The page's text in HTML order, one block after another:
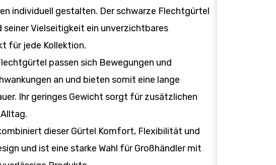
individuell gestalten. Der schwarze Flechtgürtel
seiner Vielseitigkeit ein unverzichtbares
für jede Kollektion.
passen sich Bewegungen und
an und bieten somit eine lange
Ihr geringes Gewicht sorgt für zusätzlichen
dieser Gürtel Komfort, Flexibilität und
und ist eine starke Wahl für Großhändler mit